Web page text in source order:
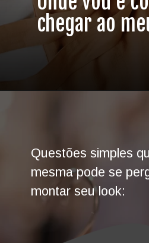
chegar ao
Questões simples
mesma pode se
montar seu look: